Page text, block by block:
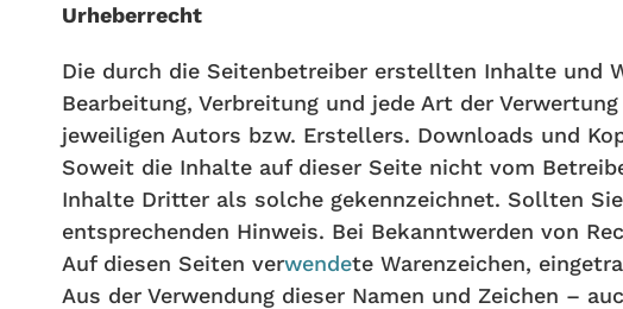
Urheberrecht
Die durch die Seitenbetreiber erstellten Inhalte und
Bearbeitung, Verbreitung und jede Art der
jeweiligen Autors bzw. Erstellers. Downloads und
Soweit die Inhalte auf dieser Seite nicht vom
Inhalte Dritter als solche gekennzeichnet. Sollten
entsprechenden Hinweis. Bei Bekanntwerden von
Auf diesen Seiten verwendete Warenzeichen,
Aus der Verwendung dieser Namen und Zeichen –